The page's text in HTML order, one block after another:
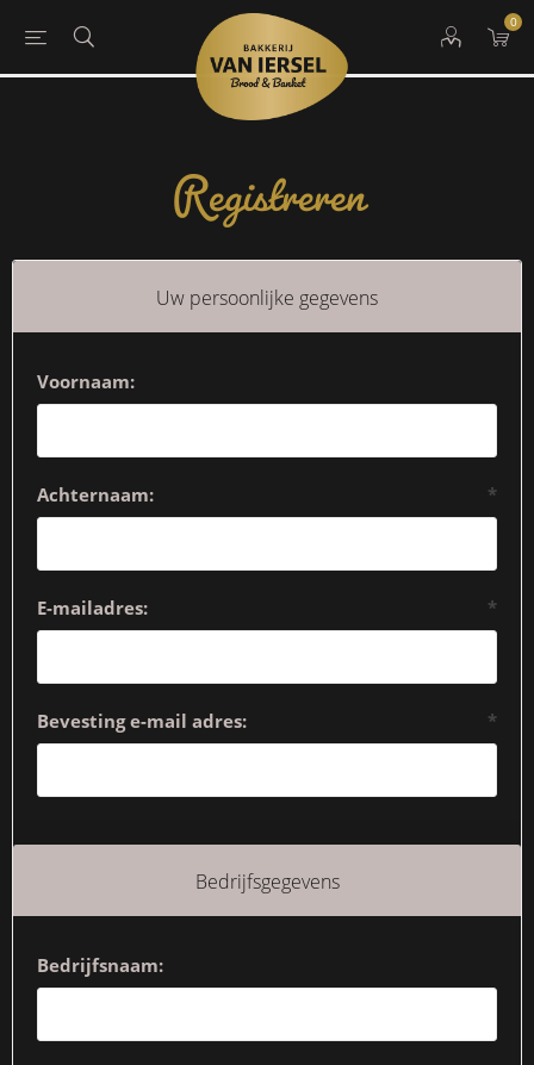
0
Registreren
Uw persoonlijke gegevens
Voornaam:
Achternaam: *
E-mailadres: *
Bevesting e-mail adres: *
Bedrijfsgegevens
Bedrijfsnaam: